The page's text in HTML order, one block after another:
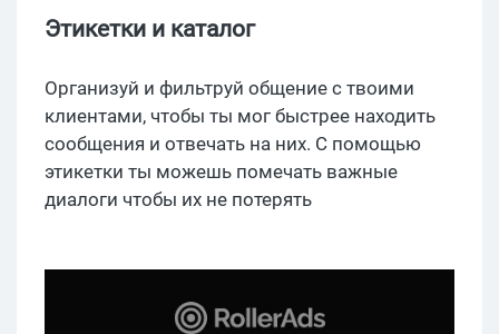
Этикетки и каталог
Организуй и фильтруй общение с твоими
клиентами, чтобы ты мог быстрее находить
сообщения и отвечать на них. С помощью
этикетки ты можешь помечать важные
диалоги чтобы их не потерять